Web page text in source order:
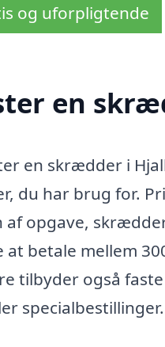
og uforpligtende
en
en skrædder i
du har brug for.
opgave,
betale mellem
tilbyder også
specialbestillinger.